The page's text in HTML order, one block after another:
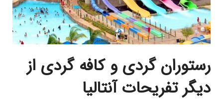
رستوران گردی و کافه گردی از
دیگر تفریحات آنتالیا